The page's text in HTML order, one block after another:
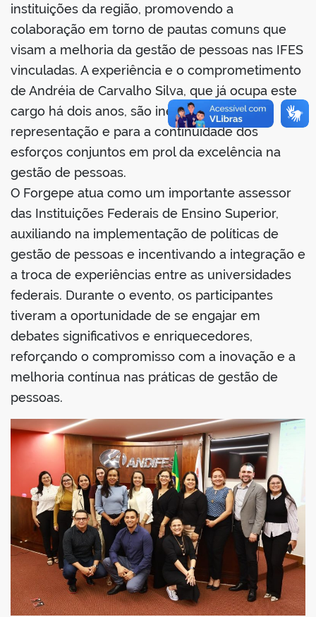
portal
instituições da região, promovendo a
colaboração em torno de pautas comuns que
visam a melhoria da gestão de pessoas nas IFES
vinculadas. A experiência e o comprometimento
de Andréia de Carvalho Silva, que já ocupa este
cargo há dois anos, são inestimáveis para a
representação e para a continuidade dos
esforços conjuntos em prol da excelência na
gestão de pessoas.
O Forgepe atua como um importante assessor
das Instituições Federais de Ensino Superior,
auxiliando na implementação de políticas de
gestão de pessoas e incentivando a integração e
a troca de experiências entre as universidades
federais. Durante o evento, os participantes
tiveram a oportunidade de se engajar em
debates significativos e enriquecedores,
reforçando o compromisso com a inovação e a
melhoria contínua nas práticas de gestão de
pessoas.